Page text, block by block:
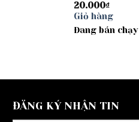
20.000₫
Giỏ hàng
Đang bán chạy
ĐĂNG KÝ NHẬN TIN